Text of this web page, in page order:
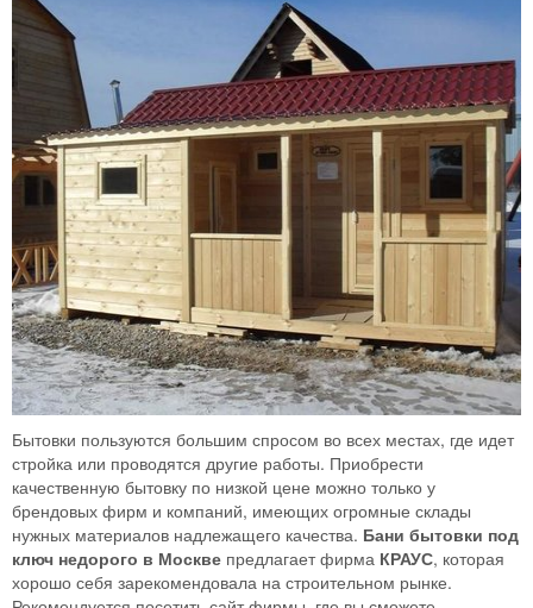
Бытовки пользуются большим спросом во всех местах, где идет
стройка или проводятся другие работы. Приобрести
качественную бытовку по низкой цене можно только у
брендовых фирм и компаний, имеющих огромные склады
нужных материалов надлежащего качества. Бани бытовки под
ключ недорого в Москве предлагает фирма КРАУС, которая
хорошо себя зарекомендовала на строительном рынке.